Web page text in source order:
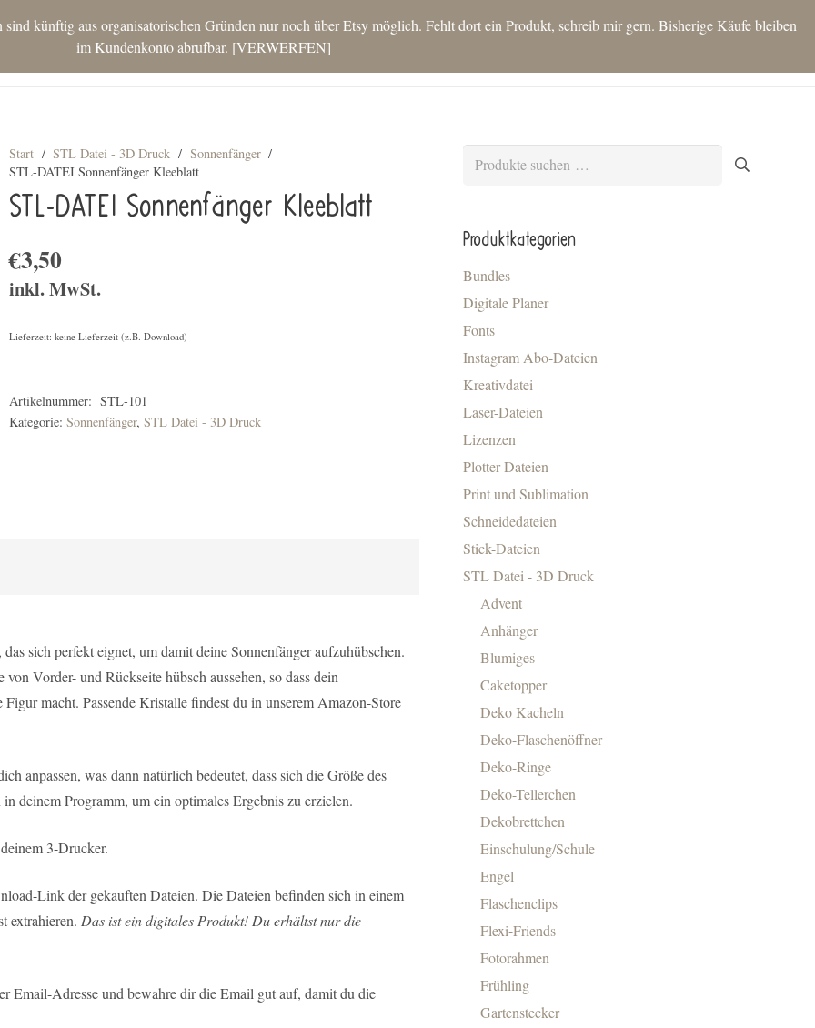
künftig aus organisatorischen Gründen nur noch über Etsy möglich. Fehlt dort ein Produkt, schreib mir gern. Bisherige Käufe bleiben
im Kundenkonto abrufbar. VERWERFEN
Start / STL Datei - 3D Druck / Sonnenfänger /
STL-DATEI Sonnenfänger Kleeblatt
STL-DATEI Sonnenfänger Kleeblatt
€3,50
inkl. MwSt.
Lieferzeit: keine Lieferzeit (z.B. Download)
Artikelnummer: STL-101
Kategorie:Sonnenfänger,STL Datei - 3D Druck
das sich perfekt eignet, um damit deine Sonnenfänger aufzuhübschen.
Vorder- und Rückseite hübsch aussehen, so dass dein
macht. Passende Kristalle findest du in unserem Amazon-Store
anpassen, was dann natürlich bedeutet, dass sich die Größe des
deinem Programm, um ein optimales Ergebnis zu erzielen.
3-Drucker.
Link der gekauften Dateien. Die Dateien befinden sich in einem
extrahieren. Das ist ein digitales Produkt! Du erhältst nur die
Email-Adresse und bewahre dir die Email gut auf, damit du die
Suchen
Produktkategorien
Bundles
Digitale Planer
Fonts
Instagram Abo-Dateien
Kreativdatei
Laser-Dateien
Lizenzen
Plotter-Dateien
Print und Sublimation
Schneidedateien
Stick-Dateien
STL Datei - 3D Druck
Advent
Anhänger
Blumiges
Caketopper
Deko Kacheln
Deko-Flaschenöffner
Deko-Ringe
Deko-Tellerchen
Dekobrettchen
Einschulung/Schule
Engel
Flaschenclips
Flexi-Friends
Fotorahmen
Frühling
Gartenstecker